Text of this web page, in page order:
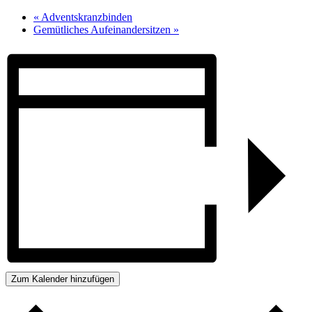
« Adventskranzbinden
Gemütliches Aufeinandersitzen »
Zum Kalender hinzufügen